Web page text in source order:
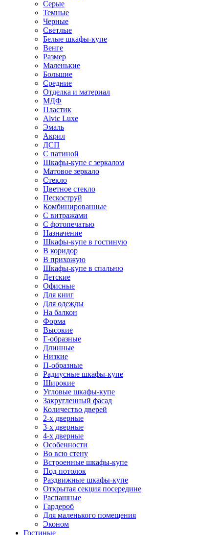
Серые
Темные
Черные
Светлые
Белые шкафы-купе
Венге
Размер
Маленькие
Большие
Средние
Отделка и материал
МДФ
Пластик
Alvic Luxe
Эмаль
Акрил
ДСП
С патиной
Шкафы-купе с зеркалом
Матовое зеркало
Стекло
Цветное стекло
Пескоструй
Комбинированные
С витражами
С фотопечатью
Назначение
Шкафы-купе в гостиную
В коридор
В прихожую
Шкафы-купе в спальню
Детские
Офисные
Для книг
Для одежды
На балкон
Форма
Высокие
Г-образные
Длинные
Низкие
П-образные
Радиусные шкафы-купе
Широкие
Угловые шкафы-купе
Закругленный фасад
Количество дверей
2-х дверные
3-х дверные
4-х дверные
Особенности
Во всю стену
Встроенные шкафы-купе
Под потолок
Раздвижные шкафы-купе
Открытая секция посередине
Распашные
Гардероб
Для маленького помещения
Эконом
Гостиные